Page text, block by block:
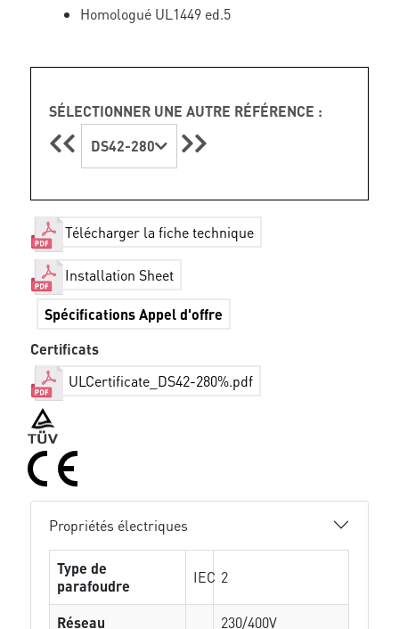
Homologué UL1449 ed.5
SÉLECTIONNER UNE AUTRE RÉFÉRENCE :
DS42-280
Télécharger la fiche technique
Installation Sheet
Spécifications Appel d'offre
Certificats
ULCertificate_DS42-280%.pdf
Propriétés électriques
Type de
parafoudre
IEC 2
Réseau 230/400V